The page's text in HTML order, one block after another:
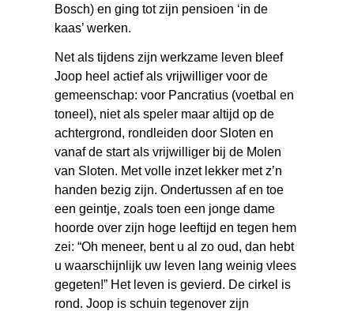
Bosch) en ging tot zijn pensioen ‘in de
kaas’ werken.
Net als tijdens zijn werkzame leven bleef
Joop heel actief als vrijwilliger voor de
gemeenschap: voor Pancratius (voetbal en
toneel), niet als speler maar altijd op de
achtergrond, rondleiden door Sloten en
vanaf de start als vrijwilliger bij de Molen
van Sloten. Met volle inzet lekker met z’n
handen bezig zijn. Ondertussen af en toe
een geintje, zoals toen een jonge dame
hoorde over zijn hoge leeftijd en tegen hem
zei: “Oh meneer, bent u al zo oud, dan hebt
u waarschijnlijk uw leven lang weinig vlees
gegeten!” Het leven is gevierd. De cirkel is
rond. Joop is schuin tegenover zijn